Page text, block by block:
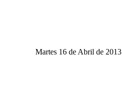
Martes 16 de Abril de 2013